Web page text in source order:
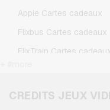
Apple Cartes cadeaux
Flixbus Cartes cadeaux
FlixTrain Cartes
Kennzeichengenerator
CREDITS JEUX